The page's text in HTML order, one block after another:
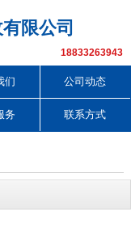
限公司
18833263943
们 公司动态
务 联系方式